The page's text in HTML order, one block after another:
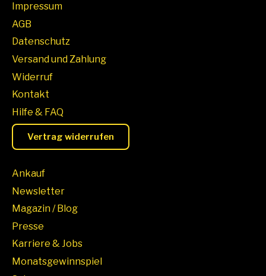
Impressum
AGB
Datenschutz
Versand und Zahlung
Widerruf
Kontakt
Hilfe & FAQ
Vertrag widerrufen
Ankauf
Newsletter
Magazin / Blog
Presse
Karriere & Jobs
Monatsgewinnspiel